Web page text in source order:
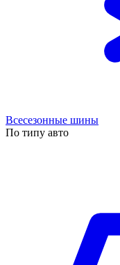
Всесезонные шины
По типу авто